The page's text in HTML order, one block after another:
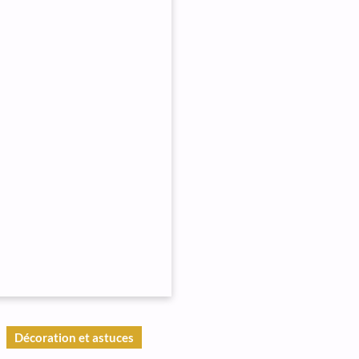
Décoration et astuces